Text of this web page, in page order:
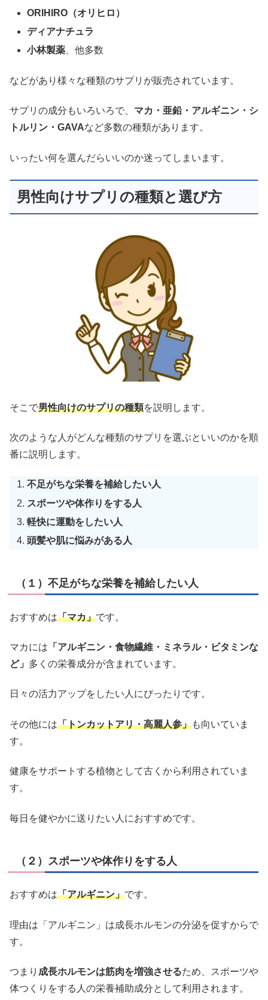
ORIHIRO（オリヒロ）
ディアナチュラ
小林製薬、他多数
などがあり様々な種類のサプリが販売されています。
サプリの成分もいろいろで、 マカ・亜鉛・アルギニン・シ
トルリン・GAVAなど多数の種類があります。
いったい何を選んだらいいのか迷ってしまいます。
男性向けサプリの種類と選び方
そこで男性向けのサプリの種類を説明します。
次のような人がどんな種類のサプリを選ぶといいのかを順
番に説明します。
不足がちな栄養を補給したい人
スポーツや体作りをする人
軽快に運動をしたい人
頭髪や肌に悩みがある人
（１）不足がちな栄養を補給したい人
おすすめは「マカ」です。
マカには 「アルギニン・食物繊維・ミネラル・ビタミンな
ど」 多くの栄養成分が含まれています。
日々の活力アップをしたい人にぴったりです。
その他には「トンカットアリ・高麗人参」も向いていま
す。
健康をサポートする植物として古くから利用されていま
す。
毎日を健やかに送りたい人におすすめです。
（２）スポーツや体作りをする人
おすすめは「アルギニン」です。
理由は「アルギニン」は成長ホルモンの分泌を促すからで
す。
つまり 成長ホルモンは筋肉を増強させるため、スポーツや
体つくりをする人の栄養補助成分として利用されます。